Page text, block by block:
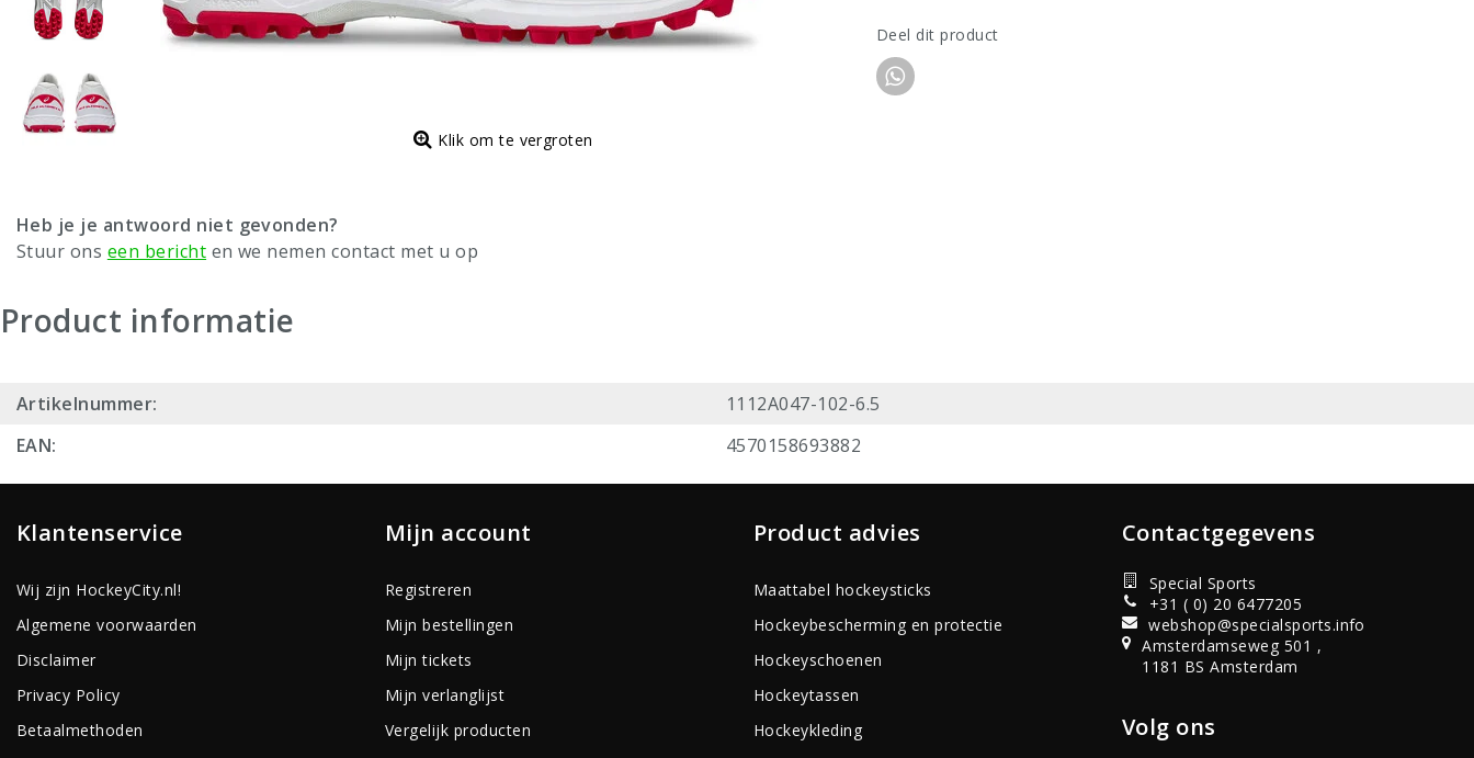
Klik om te vergroten
Deel dit product
Heb je je antwoord niet gevonden?
Stuur ons een bericht en we nemen contact met u op
Product informatie
Artikelnummer:
1112A047-102-6.5
EAN:
4570158693882
Klantenservice
Wij zijn HockeyCity.nl!
Algemene voorwaarden
Disclaimer
Privacy Policy
Betaalmethoden
Mijn account
Registreren
Mijn bestellingen
Mijn tickets
Mijn verlanglijst
Vergelijk producten
Product advies
Maattabel hockeysticks
Hockeybescherming en protectie
Hockeyschoenen
Hockeytassen
Hockeykleding
Contactgegevens
Special Sports
+31 ( 0) 20 6477205
webshop@specialsports.info
Amsterdamseweg 501 ,
1181 BS Amsterdam
Volg ons